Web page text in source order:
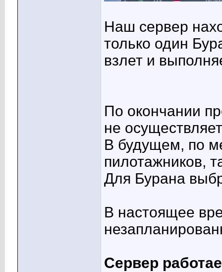
Наш сервер
только один
взлет и
По окончании
не
В будущем, по
пилотажников,
Для Бурана
В настоящее
Сервер